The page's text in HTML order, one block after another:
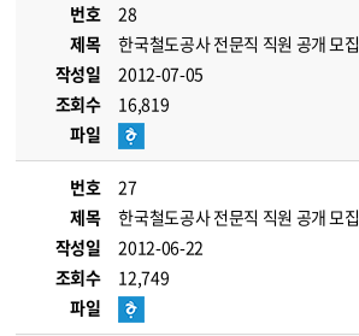
번호
28
제목
한국철도공사 전문직 직원 공개 모집
작성일
2012-07-05
조회수
16,819
파일
번호
27
제목
한국철도공사 전문직 직원 공개 모집
작성일
2012-06-22
조회수
12,749
파일